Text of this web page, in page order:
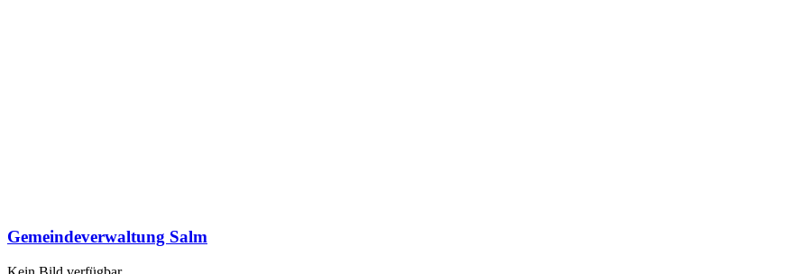
Gemeindeverwaltung Salm